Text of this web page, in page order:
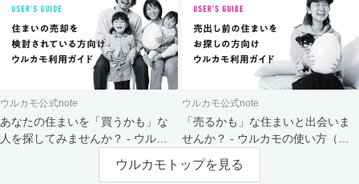
ウルカモ公式note
あなたの住まいを「買うかも」な
人を探してみませんか？ - ウルカ
ウルカモ公式note
「売るかも」な住まいと出会いま
せんか？ - ウルカモの使い方（買
主さま向け）
ウルカモトップを見る